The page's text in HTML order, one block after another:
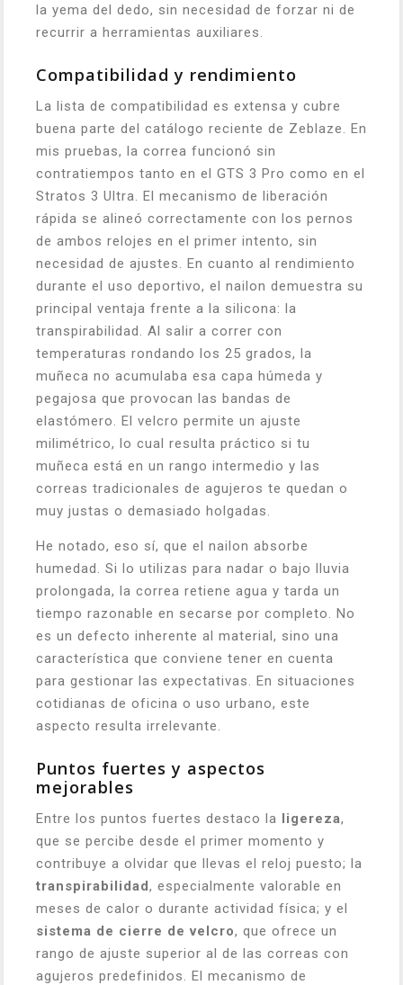
la yema del dedo, sin necesidad de forzar ni de
recurrir a herramientas auxiliares.
Compatibilidad y rendimiento
La lista de compatibilidad es extensa y cubre
buena parte del catálogo reciente de Zeblaze. En
mis pruebas, la correa funcionó sin
contratiempos tanto en el GTS 3 Pro como en el
Stratos 3 Ultra. El mecanismo de liberación
rápida se alineó correctamente con los pernos
de ambos relojes en el primer intento, sin
necesidad de ajustes. En cuanto al rendimiento
durante el uso deportivo, el nailon demuestra su
principal ventaja frente a la silicona: la
transpirabilidad. Al salir a correr con
temperaturas rondando los 25 grados, la
muñeca no acumulaba esa capa húmeda y
pegajosa que provocan las bandas de
elastómero. El velcro permite un ajuste
milimétrico, lo cual resulta práctico si tu
muñeca está en un rango intermedio y las
correas tradicionales de agujeros te quedan o
muy justas o demasiado holgadas.
He notado, eso sí, que el nailon absorbe
humedad. Si lo utilizas para nadar o bajo lluvia
prolongada, la correa retiene agua y tarda un
tiempo razonable en secarse por completo. No
es un defecto inherente al material, sino una
característica que conviene tener en cuenta
para gestionar las expectativas. En situaciones
cotidianas de oficina o uso urbano, este
aspecto resulta irrelevante.
Puntos fuertes y aspectos
mejorables
Entre los puntos fuertes destaco la ligereza,
que se percibe desde el primer momento y
contribuye a olvidar que llevas el reloj puesto; la
transpirabilidad, especialmente valorable en
meses de calor o durante actividad física; y el
sistema de cierre de velcro, que ofrece un
rango de ajuste superior al de las correas con
agujeros predefinidos. El mecanismo de